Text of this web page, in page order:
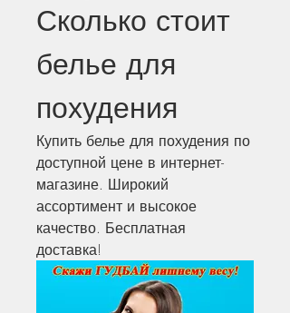
Сколько стоит
белье для
похудения
Купить белье для похудения по
доступной цене в интернет-
магазине. Широкий
ассортимент и высокое
качество. Бесплатная
доставка!